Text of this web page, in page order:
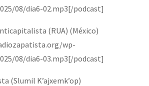
08/dia6-02.mp3[/podcast]
(RUA) (México)
wp-
08/dia6-03.mp3[/podcast]
(Slumil K’ajxemk’op)